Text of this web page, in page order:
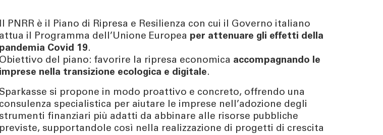
Il PNRR è il Piano di Ripresa e Resilienza con cui il Governo italiano
attua il Programma dell’Unione Europea per attenuare gli effetti della
pandemia Covid 19.
Obiettivo del piano: favorire la ripresa economica accompagnando le
imprese nella transizione ecologica e digitale.
Sparkasse si propone in modo proattivo e concreto, offrendo una
consulenza specialistica per aiutare le imprese nell’adozione degli
strumenti finanziari più adatti da abbinare alle risorse pubbliche
previste, supportandole così nella realizzazione di progetti di crescita